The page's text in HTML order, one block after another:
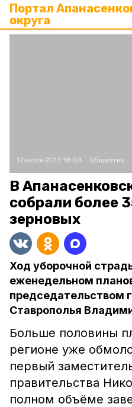
Портал
округа
17 июля 2017, 18:03 Общество
В
собрали более
зерновых
Ход уборочной
еженедельном
председательством
Ставрополья
Больше половины
регионе уже
первый
правительства
полном объёме